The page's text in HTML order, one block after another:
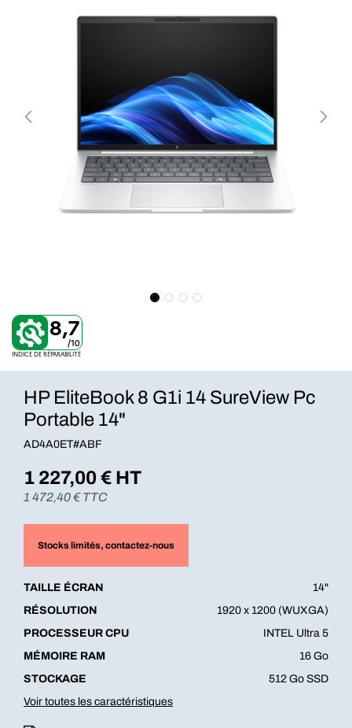
8,7
/10
INDICE DE RÉPARABILITÉ
HP EliteBook 8 G1i 14 SureView Pc
Portable 14"
AD4A0ET#ABF
1 227,00€ HT
1 472,40€ TTC
Stocks limités, contactez-nous
TAILLE ÉCRAN
14"
RÉSOLUTION
1920 x 1200 (WUXGA)
PROCESSEUR CPU
INTEL Ultra 5
MÉMOIRE RAM
16 Go
STOCKAGE
512 Go SSD
Voir toutes les caractéristiques